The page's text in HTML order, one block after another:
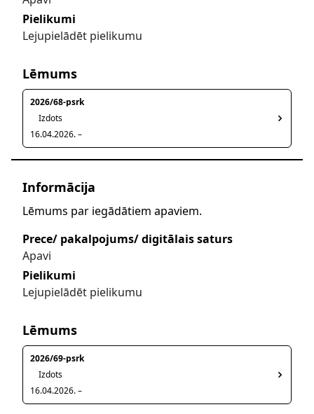
Pielikumi
Lejupielādēt pielikumu
Lēmums
2026/68-psrk
Izdots
16.04.2026. –
Informācija
Lēmums par iegādātiem apaviem.
Prece/ pakalpojums/ digitālais saturs
Apavi
Pielikumi
Lejupielādēt pielikumu
Lēmums
2026/69-psrk
Izdots
16.04.2026. –